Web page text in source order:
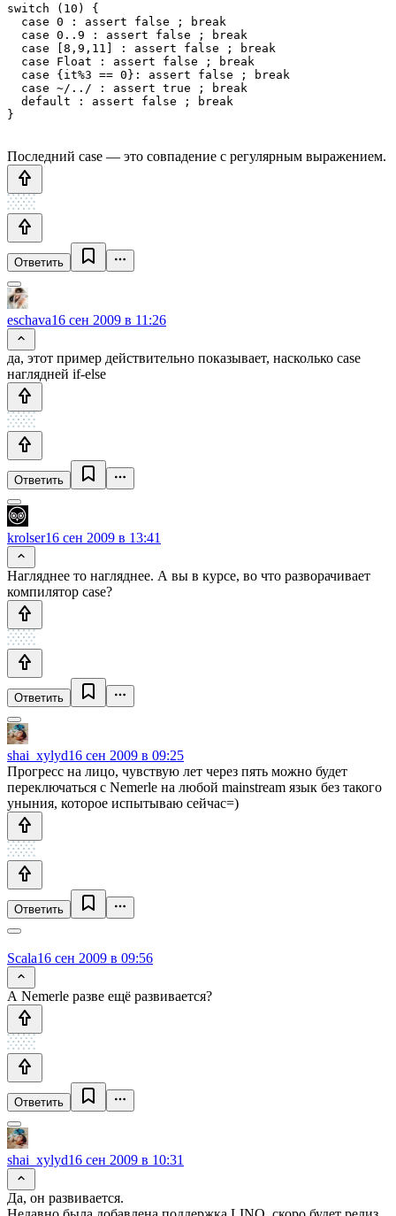
switch (10) {
  case 0 : assert false ; break
  case 0..9 : assert false ; break
  case [8,9,11] : assert false ; break
  case Float : assert false ; break
  case {it%3 == 0}: assert false ; break
  case ~/../ : assert true ; break
  default : assert false ; break
}
Последний case — это совпадение с регулярным выражением.
Ответить
eschava16 сен 2009 в 11:26
да, этот пример действительно показывает, насколько case
наглядней if-else
Ответить
krolser16 сен 2009 в 13:41
Нагляднее то нагляднее. А вы в курсе, во что разворачивает
компилятор case?
Ответить
shai_xylyd16 сен 2009 в 09:25
Прогресс на лицо, чувствую лет через пять можно будет
переключаться с Nemerle на любой mainstream язык без такого
уныния, которое испытываю сейчас=)
Ответить
Scala16 сен 2009 в 09:56
А Nemerle разве ещё развивается?
Ответить
shai_xylyd16 сен 2009 в 10:31
Да, он развивается.